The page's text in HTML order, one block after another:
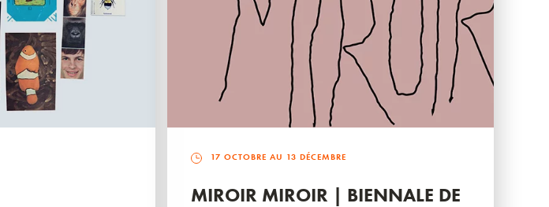
17 OCTOBRE AU 13 DÉCEMBRE
MIROIR MIROIR | BIENNALE DE